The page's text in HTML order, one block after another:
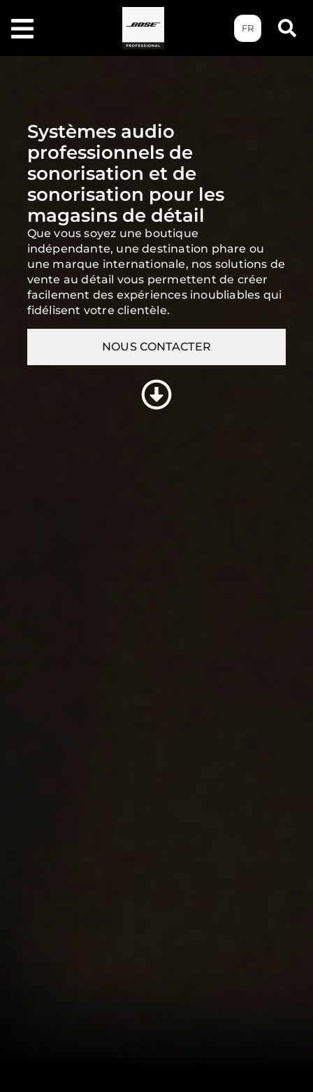
FR
Systèmes audio
professionnels de
sonorisation et de
sonorisation pour les
magasins de détail
Que vous soyez une boutique
indépendante, une destination phare ou
une marque internationale, nos solutions de
vente au détail vous permettent de créer
facilement des expériences inoubliables qui
fidélisent votre clientèle.
NOUS CONTACTER